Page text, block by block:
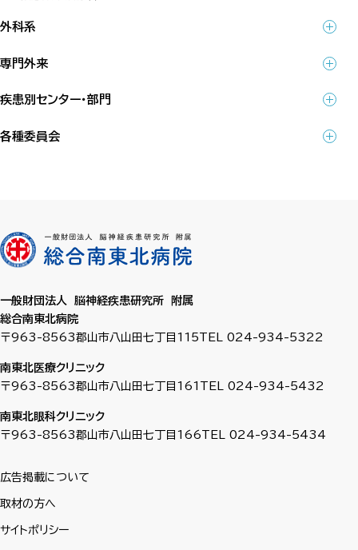
外科系
専門外来
疾患別センター・部門
各種委員会
一般財団法人 脳神経疾患研究所 附属
総合南東北病院
〒963-8563郡山市八山田七丁目115 TEL 024-934-5322
南東北医療クリニック
〒963-8563郡山市八山田七丁目161 TEL 024-934-5432
南東北眼科クリニック
〒963-8563郡山市八山田七丁目166 TEL 024-934-5434
広告掲載について
取材の方へ
サイトポリシー